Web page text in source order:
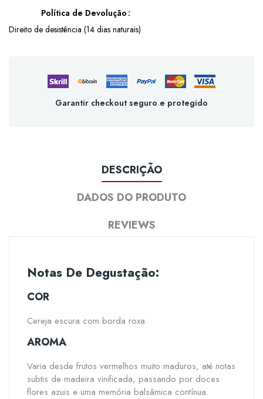
Política de Devolução
Direito de desistência (14 dias naturais)
Garantir checkout seguro e protegido
DESCRIÇÃO
DADOS DO PRODUTO
REVIEWS
Notas De Degustação:
COR
Cereja escura com borda roxa.
AROMA
Varia desde frutos vermelhos muito maduros, até notas
subtis de madeira vinificada, passando por doces
flores azuis e uma memória balsâmica contínua.